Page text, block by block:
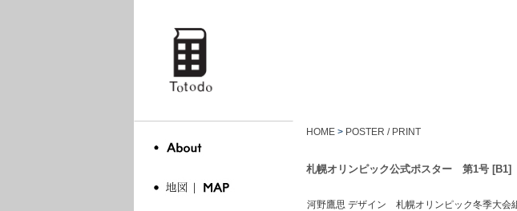
HOME > POSTER / PRINT
札幌オリンピック公式ポスター 第1号
河野鷹思 デザイン 札幌オリンピック冬季大